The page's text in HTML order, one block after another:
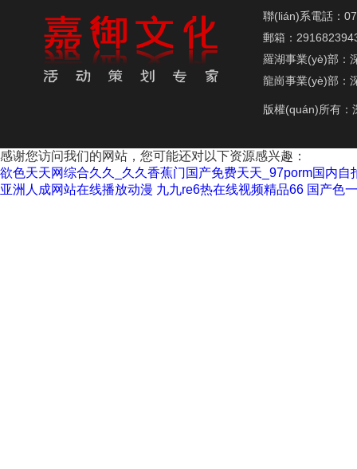
聯(lián)系電話：
郵箱：
羅湖事業(yè)部：
龍崗事業(yè)部：
版權(quán)所有：
感谢您访问我们的网站，您可能还对以下资源感兴趣：
欲色天天网综合久久_久久香蕉门国产免费天天_97porm国内
亚洲人成网站在线播放动漫 九九re6热在线视频精品66 国产色